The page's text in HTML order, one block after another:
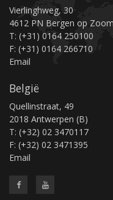
Vierlinghweg, 30
4612 PN Bergen op
T: (+31) 0164 250100
F: (+31) 0164 266710
Email
België
Quellinstraat, 49
2018 Antwerpen (B)
T: (+32) 02 3470117
F: (+32) 02 3471395
Email